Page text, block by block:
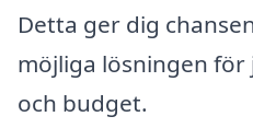
Detta ger dig
möjliga lösningen
och budget.